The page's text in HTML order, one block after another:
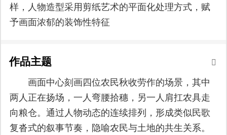
样，人物造型采用剪纸艺术的平面化处理方式，赋
予画面浓郁的装饰性特征
作品主题
画面中心刻画四位农民秋收劳作的场景，其中
两人正在扬场，一人弯腰拾穗，另一人肩扛农具走
向粮仓。通过人物动态的连续排列，形成类似民歌
复沓式的叙事节奏，隐喻农民与土地的共生关系。